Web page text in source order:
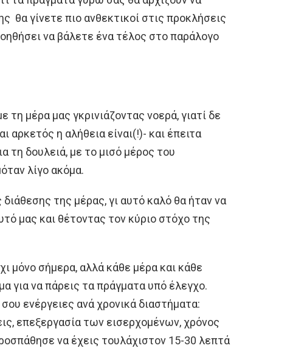
θα γίνετε πιο ανθεκτικοί στις προκλήσεις
να βάλετε ένα τέλος στο παράλογο
τη μέρα μας γκρινιάζοντας νοερά, γιατί δε
αρκετός η αλήθεια είναι(!)- και έπειτα
τη δουλειά, με το μισό μέρος του
λίγο ακόμα.
της μέρας, γι αυτό καλό θα ήταν να
μας και θέτοντας τον κύριο στόχο της
μόνο σήμερα, αλλά κάθε μέρα και κάθε
για να πάρεις τα πράγματα υπό έλεγχο.
ενέργειες ανά χρονικά διαστήματα:
επεξεργασία των εισερχομένων, χρόνος
να έχεις τουλάχιστον 15-30 λεπτά